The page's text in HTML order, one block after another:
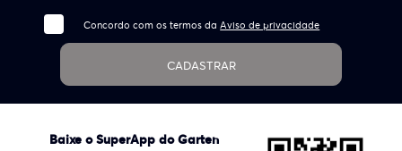
Concordo com os termos daAviso de privacidade
CADASTRAR
Baixe o SuperApp do Garten